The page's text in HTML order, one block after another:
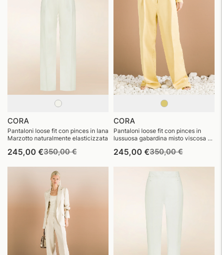
CORA
Pantaloni loose fit con pinces in lana
Marzotto naturalmente elasticizzata
245,00 €Prezzo
listino
350,00 €Prezzo
CORA
Pantaloni loose fit con pinces in
lussuosa gabardina misto viscosa e
245,00 €Prezzo
listino
350,00 €Prezzo